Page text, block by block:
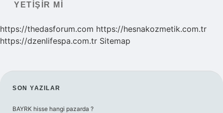
YETIŞIR MI
https://thedasforum.com https://hesnakozmetik.com.tr
https://dzenlifespa.com.tr Sitemap
SIDEBAR
SON YAZILAR
BAYRK hisse hangi pazarda ?